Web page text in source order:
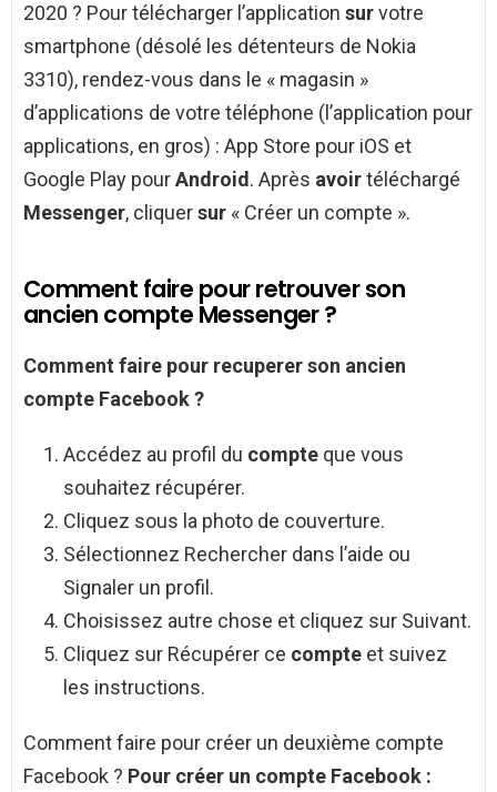
2020 ? Pour télécharger l’application survotre
smartphone (désolé les détenteurs de Nokia
3310), rendez-vous dans le « magasin »
d’applications de votre téléphone (l’application pour
applications, en gros) : App Store pour iOS et
Google Play pourAndroid. Après avoirtéléchargé
Messenger, cliquersur « Créer un compte ».
Comment faire pour retrouver son
ancien compte Messenger ?
Comment faire pour recuperer son ancien
compte Facebook ?
Accédez au profil du compte que vous
souhaitez récupérer.
Cliquez sous la photo de couverture.
Sélectionnez Rechercher dans l’aide ou
Signaler un profil.
Choisissez autre chose et cliquez sur Suivant.
Cliquez sur Récupérer ce compte et suivez
les instructions.
Comment faire pour créer un deuxième compte
Facebook ? Pour créer un compte Facebook :